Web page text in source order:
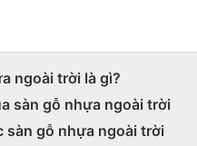
ngoài trời là gì?
sàn gỗ nhựa ngoài trời
sàn gỗ nhựa ngoài trời